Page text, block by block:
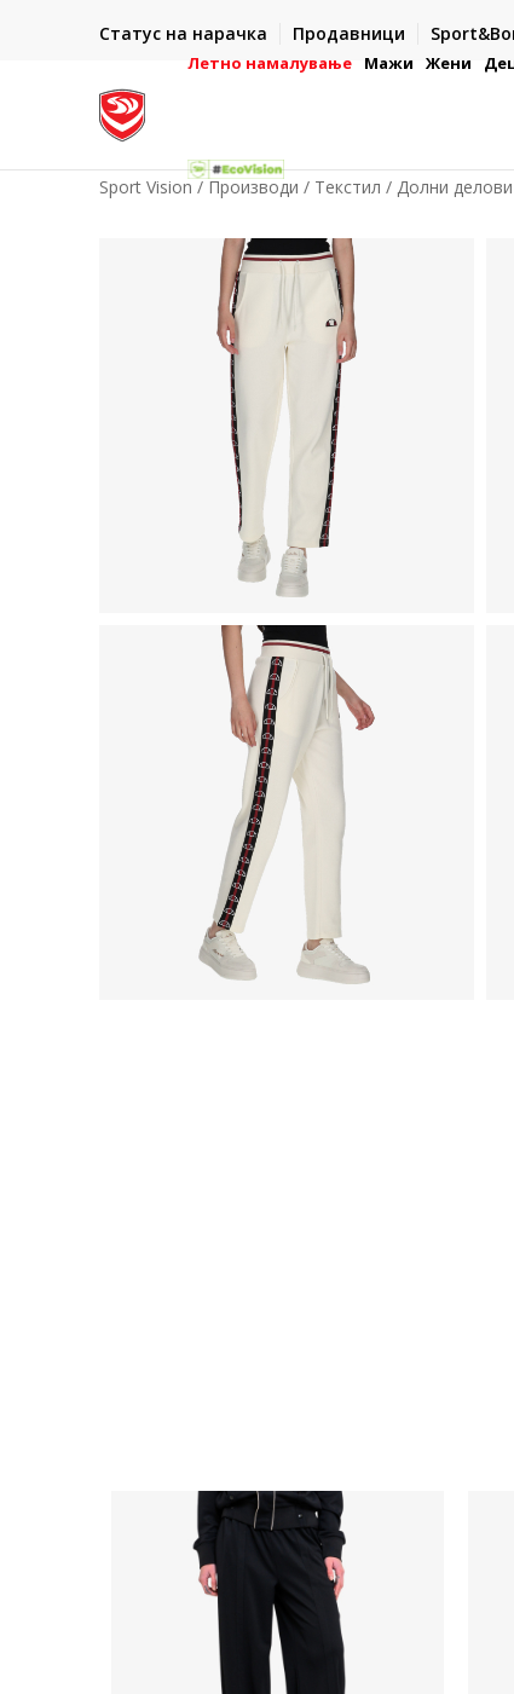
Статус на нарачка Продавници
- на сите нарачки во готово или со електронска
Летно намалување Мажи Жени
Sport Vision Производи Текстил Долни